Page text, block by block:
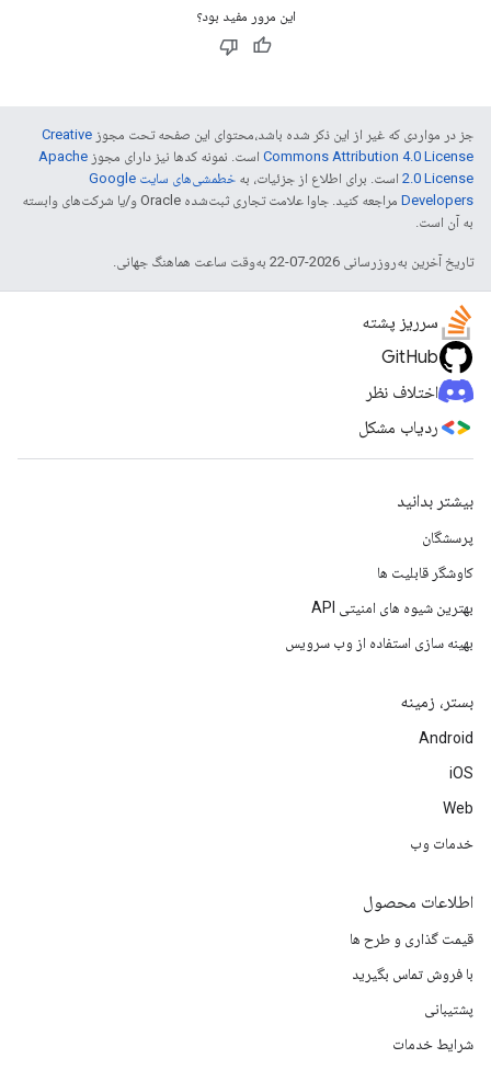
این مرور مفید بود؟
جز در مواردی که غیر از این ذکر شده باشد،‌محتوای این صفحه تحت مجوز Creative
Commons Attribution 4.0 License است. نمونه کدها نیز دارای مجوز Apache
2.0 License است. برای اطلاع از جزئیات، به
خطمشی‌های سایت Google
Developers‏
مراجعه کنید. جاوا علامت تجاری ثبت‌شده Oracle و/یا شرکت‌های وابسته
به آن است.
تاریخ آخرین به‌روزرسانی 2026-07-22 به‌وقت ساعت هماهنگ جهانی.
سرریز پشته
GitHub
اختلاف نظر
ردیاب مشکل
بیشتر بدانید
پرسشگان
کاوشگر قابلیت ها
بهترین شیوه های امنیتی API
بهینه سازی استفاده از وب سرویس
بستر، زمینه
Android
iOS
Web
خدمات وب
اطلاعات محصول
قیمت گذاری و طرح ها
با فروش تماس بگیرید
پشتیبانی
شرایط خدمات